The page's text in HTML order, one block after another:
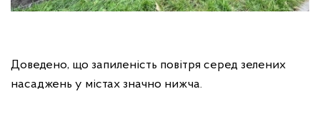
Доведено, що запиленість повітря серед зелених
насаджень у містах значно нижча.